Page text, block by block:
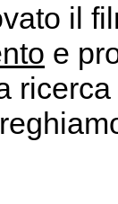
il
e